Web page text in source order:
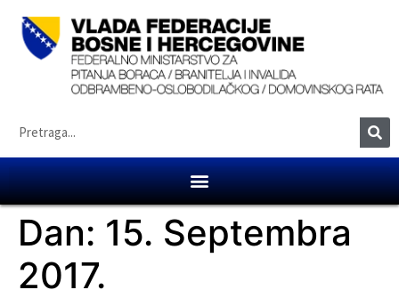
Dan: 15. Septembra
2017.